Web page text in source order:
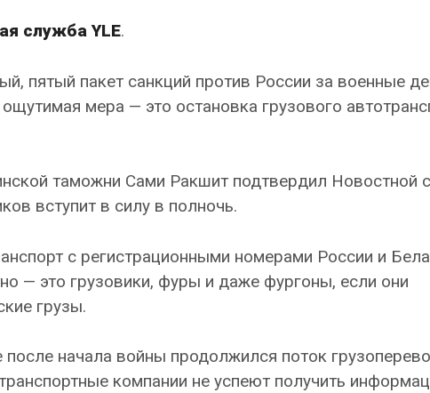
служба YLE.
пятый пакет санкций против России за военные
мера — это остановка грузового
таможни Сами Ракшит подтвердил Новостной
вступит в силу в полночь.
с регистрационными номерами России и
— это грузовики, фуры и даже фургоны, если они
грузы.
начала войны продолжился поток
компании не успеют получить